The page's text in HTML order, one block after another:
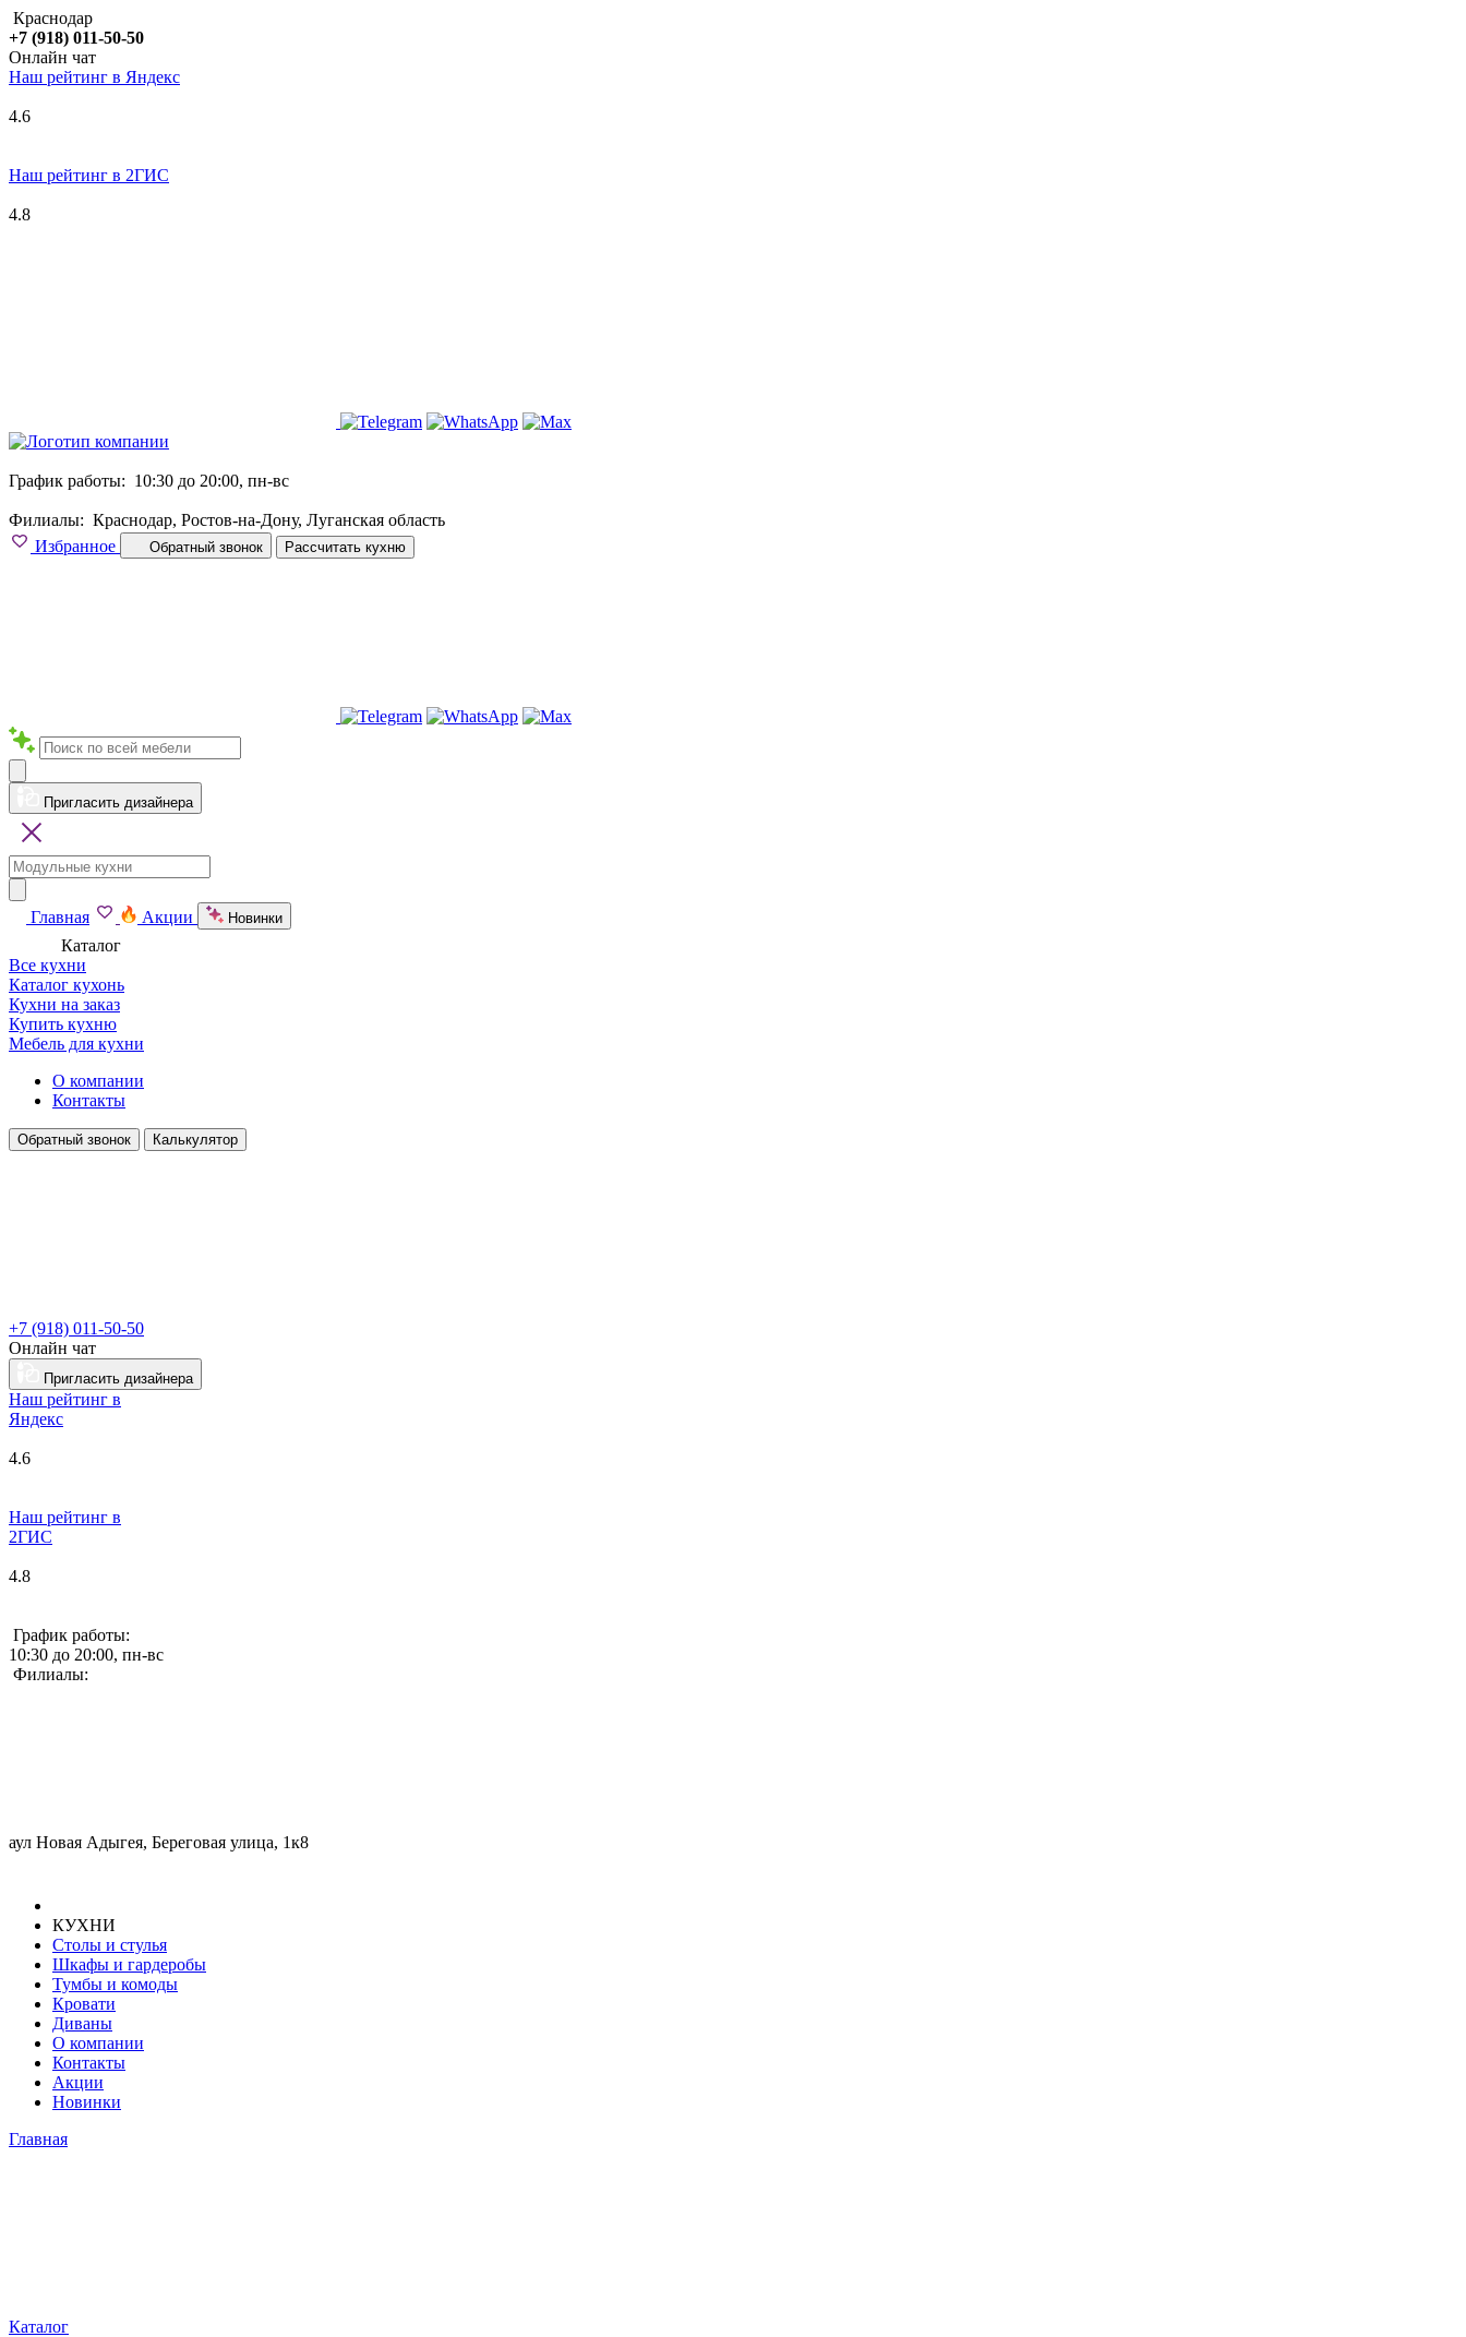
Краснодар
+7 (918) 011-50-50
Онлайн чат
Наш рейтинг в Яндекс
4.6
Наш рейтинг в 2ГИС
4.8
График работы: 10:30 до 20:00, пн-вс
Филиалы: Краснодар, Ростов-на-Дону, Луганская область
Избранное
Обратный звонок Рассчитать кухню
Пригласить дизайнера
Главная Акции Новинки
Каталог
Все кухни
Каталог кухонь
Кухни на заказ
Купить кухню
Мебель для кухни
О компании
Контакты
Обратный звонок Калькулятор
+7 (918) 011-50-50
Онлайн чат
Пригласить дизайнера
Наш рейтинг в
Яндекс
4.6
Наш рейтинг в
2ГИС
4.8
График работы:
10:30 до 20:00, пн-вс
Филиалы:
аул Новая Адыгея, Береговая улица, 1к8
КУХНИ
Столы и стулья
Шкафы и гардеробы
Тумбы и комоды
Кровати
Диваны
О компании
Контакты
Акции
Новинки
Главная
Каталог